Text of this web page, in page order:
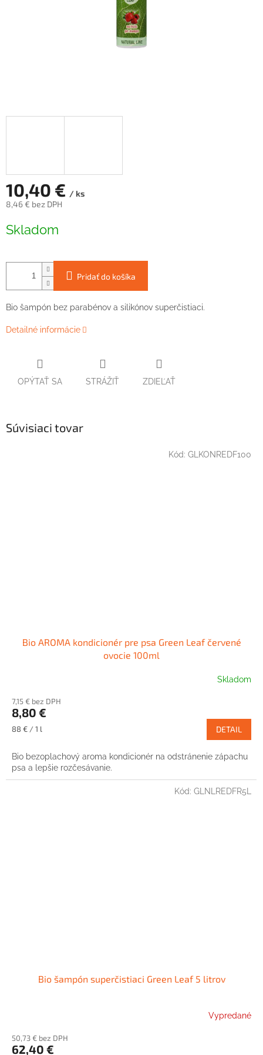
10,40 € / ks
8,46 € bez DPH
cena:
Skladom
Pridať do košíka
Bio šampón bez parabénov a silikónov superčistiaci.
Detailné informácie
OPÝTAŤ SA STRÁŽIŤ ZDIEĽAŤ
Súvisiaci tovar
Bio AROMA kondicionér pre psa Green Leaf červené
ovocie 100ml
Skladom
7,15 € bez DPH
8,80 €
Jednotková
88 € / 1 l DETAIL
Bio bezoplachový aroma kondicionér na odstránenie zápachu
psa a lepšie rozčesávanie.
Kód: GLKONREDF100
Bio šampón superčistiaci Green Leaf 5 litrov
Vypredané
50,73 € bez DPH
62,40 €
Kód: GLNLREDFR5L